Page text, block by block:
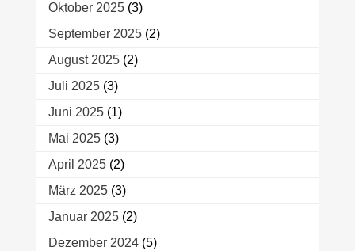
Oktober 2025(3)
September 2025(2)
August 2025(2)
Juli 2025(3)
Juni 2025(1)
Mai 2025(3)
April 2025(2)
März 2025(3)
Januar 2025(2)
Dezember 2024(5)